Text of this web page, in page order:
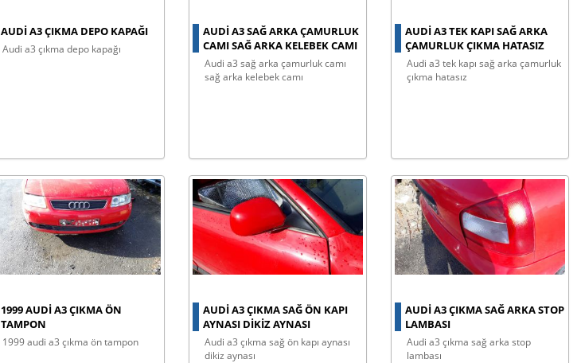
AUDI A3 ÇIKMA DEPO KAPAĞI
audi a3 çıkma depo kapağı
AUDI A3 SAĞ ARKA ÇAMURLUK
CAMI SAĞ ARKA KELEBEK CAMI
audi a3 sağ arka çamurluk camı
sağ arka kelebek camı
AUDI A3 TEK KAPI SAĞ ARKA
ÇAMURLUK ÇIKMA HATASIZ
audi a3 tek kapı sağ arka çamurluk
çıkma hatasız
1999 AUDİ A3 ÇIKMA ÖN
TAMPON
1999 audi̇ a3 çıkma ön tampon
AUDI A3 ÇIKMA SAĞ ÖN KAPI
AYNASI DIKIZ AYNASI
audi a3 çıkma sağ ön kapı aynası
dikiz aynası
AUDI A3 ÇIKMA SAĞ ARKA STOP
LAMBASI
audi a3 çıkma sağ arka stop
lambası